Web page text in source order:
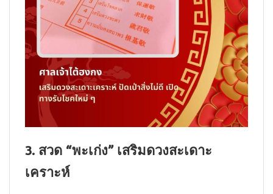
3. สวด “พะเก่ง” เสริมดวงสะเดาะ
เคราะห์